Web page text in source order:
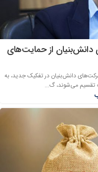
از حمایت‌های
دانش‌بنیان در تفکیک جدید، به
تقسیم می‌شوند، گ...